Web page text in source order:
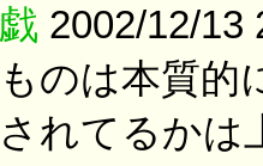
戯 2002/12/13
ものは本質的
されてるかは